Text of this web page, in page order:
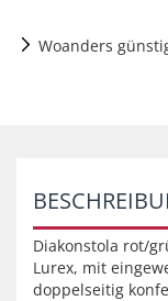
Woanders
Diakonstola rot/
Lurex, mit
doppelseitig